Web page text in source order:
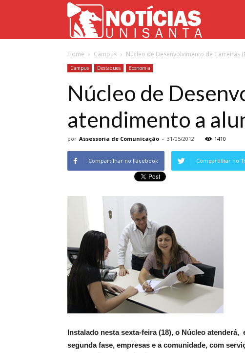
Unisanta
Home Campus Núcleo de Desenvolvimento de Carreiras
Campus Destaques Economia
Núcleo de
atendimento a
por Assessoria de Comunicação - 31/05/2012 1410
Compartilhar no Facebook Compartilhar no
Instalado nesta sexta-feira (18), o Núcleo atenderá,
segunda fase, empresas e a comunidade, com